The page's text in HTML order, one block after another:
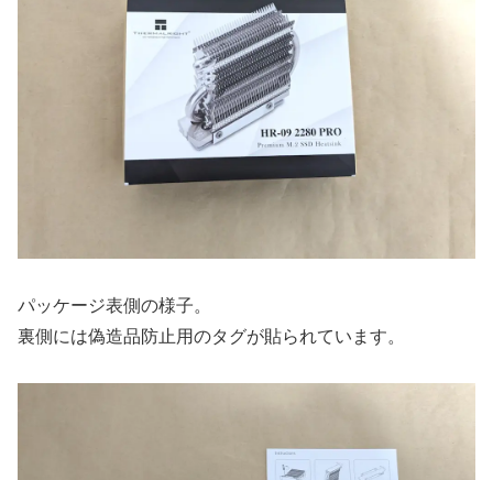
パッケージ表側の様子。
裏側には偽造品防止用のタグが貼られています。